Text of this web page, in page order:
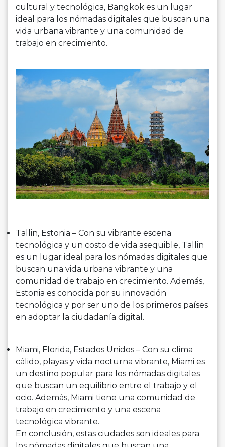
cultural y tecnológica, Bangkok es un lugar
ideal para los nómadas digitales que buscan una
vida urbana vibrante y una comunidad de
trabajo en crecimiento.
Tallin, Estonia – Con su vibrante escena
tecnológica y un costo de vida asequible, Tallin
es un lugar ideal para los nómadas digitales que
buscan una vida urbana vibrante y una
comunidad de trabajo en crecimiento. Además,
Estonia es conocida por su innovación
tecnológica y por ser uno de los primeros países
en adoptar la ciudadanía digital.
Miami, Florida, Estados Unidos – Con su clima
cálido, playas y vida nocturna vibrante, Miami es
un destino popular para los nómadas digitales
que buscan un equilibrio entre el trabajo y el
ocio. Además, Miami tiene una comunidad de
trabajo en crecimiento y una escena
tecnológica vibrante.
En conclusión, estas ciudades son ideales para